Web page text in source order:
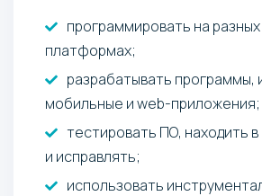
программировать на разных
платформах;
разрабатывать программы,
мобильные и web-приложения;
тестировать ПО, находить
и исправлять;
использовать